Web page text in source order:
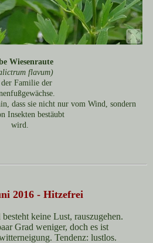
Wiesenraute
flavum)
der Familie der
dass sie nicht nur vom Wind, sondern
Insekten bestäubt
wird.
2016 - Hitzefrei
keine Lust, rauszugehen.
Grad weniger, doch es ist
Tendenz: lustlos.